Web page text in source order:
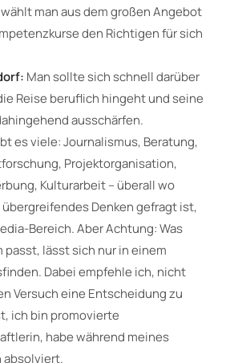
man aus dem großen Angebot
den Richtigen für sich
Man sollte sich schnell darüber
Reise beruflich hingeht und seine
ausschärfen.
es viele: Journalismus, Beratung,
Projektorganisation,
Kulturarbeit – überall wo
Denken gefragt ist,
Bereich. Aber Achtung: Was
passt, lässt sich nur in einem
Dabei empfehle ich, nicht
Versuch eine Entscheidung zu
ich bin promovierte
habe während meines
absolviert.